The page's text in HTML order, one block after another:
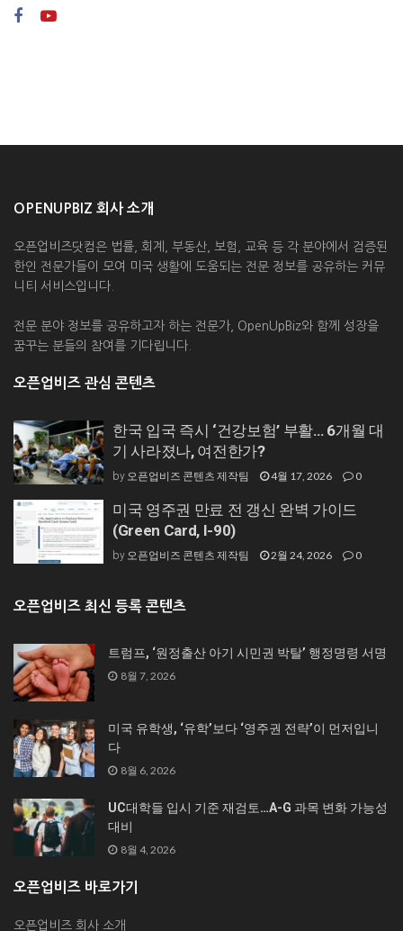
OPENUPBIZ 회사 소개
오픈업비즈닷컴은 법률, 회계, 부동산, 보험, 교육 등 각 분야에서 검증된
한인 전문가들이 모여 미국 생활에 도움되는 전문 정보를 공유하는 커뮤
니티 서비스입니다.
전문 분야 정보를 공유하고자 하는 전문가, OpenUpBiz와 함께 성장을
꿈꾸는 분들의 참여를 기다립니다.
오픈업비즈 관심 콘텐츠
한국 입국 즉시 ‘건강보험’ 부활… 6개월 대
기 사라졌나, 여전한가?
by 오픈업비즈 콘텐츠 제작팀 4월 17, 2026 0
미국 영주권 만료 전 갱신 완벽 가이드
(Green Card, I-90)
by 오픈업비즈 콘텐츠 제작팀 2월 24, 2026 0
오픈업비즈 최신 등록 콘텐츠
트럼프, ‘원정출산 아기 시민권 박탈’ 행정명령 서명
8월 7, 2026
미국 유학생, ‘유학’보다 ‘영주권 전략’이 먼저입니
다
8월 6, 2026
UC대학들 입시 기준 재검토…A-G 과목 변화 가능성
대비
8월 4, 2026
오픈업비즈 바로가기
오픈업비즈 회사 소개